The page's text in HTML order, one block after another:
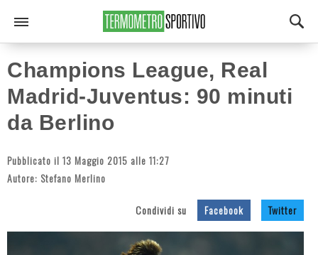
Champions League, Real
Madrid-Juventus: 90 minuti
da Berlino
Pubblicato il 13 Maggio 2015 alle 11:27
Autore: Stefano Merlino
Condividi su Facebook Twitter